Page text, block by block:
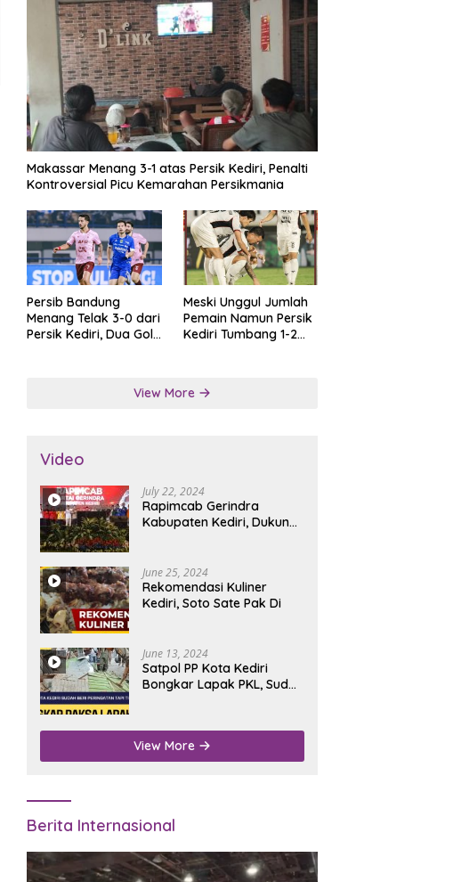
Makassar Menang 3-1 atas Persik Kediri, Penalti
Kontroversial Picu Kemarahan Persikmania
Persib Bandung
Menang Telak 3-0 dari
Persik Kediri, Dua Gol
Meski Unggul Jumlah
Pemain Namun Persik
Kediri Tumbang 1-2
View More
Video
July 22, 2024
Rapimcab Gerindra
Kabupaten Kediri, Dukung
June 25, 2024
Rekomendasi Kuliner
Kediri, Soto Sate Pak Di
June 13, 2024
Satpol PP Kota Kediri
Bongkar Lapak PKL, Sudah
View More
Berita Internasional